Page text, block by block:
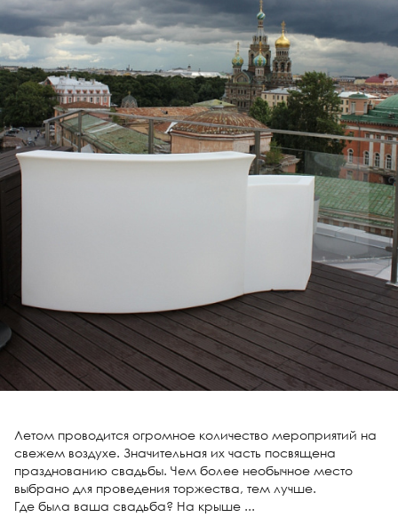
Летом проводится огромное количество мероприятий на
свежем воздухе. Значительная их часть посвящена
празднованию свадьбы. Чем более необычное место
выбрано для проведения торжества, тем лучше.
Где была ваша свадьба? На крыше ...